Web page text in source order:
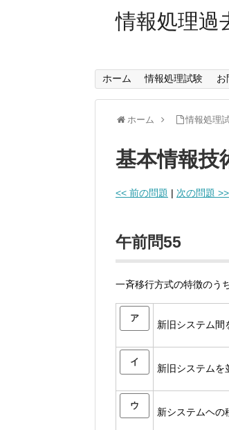
情報処理過
ホーム 情報処理試験 お
ホーム 情報処理
基本情報技
<< 前の問題 | 次の問題 >>
午前問55
一斉移行方式の特徴のう
ア
新旧システム間
イ
新旧システムを
ウ
新システムヘの